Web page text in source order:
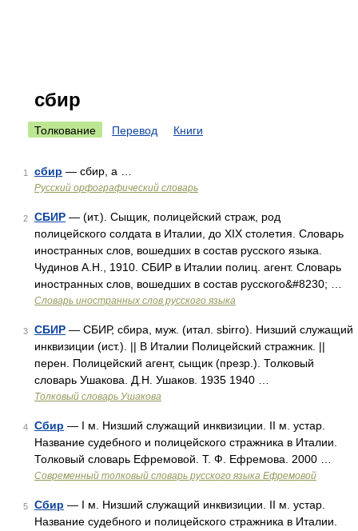
сбир
Толкование Перевод Книги
1 сбир — сбир, а …
Русский орфографический словарь
2 СБИР — (ит.). Сыщик, полицейский страж, род
полицейского солдата в Италии, до XIX столетия. Словарь
иностранных слов, вошедших в состав русского языка.
Чудинов А.Н., 1910. СБИР в Италии полиц. агент. Словарь
иностранных слов, вошедших в состав русского&#8230; …
Словарь иностранных слов русского языка
3 СБИР — СБИР, сбира, муж. (итал. sbirro). Низший служащий
инквизиции (ист.). || В Италии Полицейский стражник. ||
перен. Полицейский агент, сыщик (презр.). Толковый
словарь Ушакова. Д.Н. Ушаков. 1935 1940 …
Толковый словарь Ушакова
4 Сбир — I м. Низший служащий инквизиции. II м. устар.
Название судебного и полицейского стражника в Италии.
Толковый словарь Ефремовой. Т. Ф. Ефремова. 2000 …
Современный толковый словарь русского языка Ефремовой
5 Сбир — I м. Низший служащий инквизиции. II м. устар.
Название судебного и полицейского стражника в Италии.